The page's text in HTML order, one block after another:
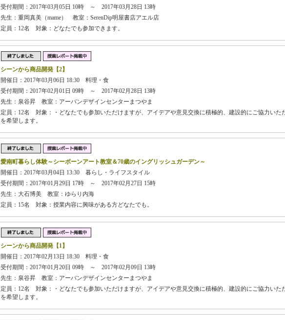
受付期間：2017年03月05日 10時 ～ 2017年03月28日 13時
先生：重岡真美（mame） 教室：SerenDip明屋書店アエル店
定員：12名 対象：どなたでも参加できます。
シーンから商品開発【2】
開催日：2017年03月06日 18:30 料理・食
受付期間：2017年02月01日 09時 ～ 2017年02月28日 13時
先生：泉谷昇 教室：アーバンデザインセンターまつやま
定員：12名 対象：・どなたでも参加いただけますが、アイデアや意見交換に積極的、建設的にご協力いた
を希望します。
愛南町暮らし体験～シーボーンアート教室＆70歳のイングリッシュガーデン～
開催日：2017年03月04日 13:30 暮らし・ライフスタイル
受付期間：2017年01月29日 17時 ～ 2017年02月27日 15時
先生：大石博美 教室：ゆらり内海
定員：15名 対象：授業内容に興味がある方どなたでも。
シーンから商品開発【1】
開催日：2017年02月13日 18:30 料理・食
受付期間：2017年01月20日 09時 ～ 2017年02月09日 13時
先生：泉谷昇 教室：アーバンデザインセンターまつやま
定員：12名 対象：・どなたでも参加いただけますが、アイデアや意見交換に積極的、建設的にご協力いた
を希望します。